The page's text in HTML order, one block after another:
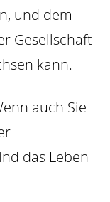
und dem
Gesellschaft
kann.
auch Sie
das Leben